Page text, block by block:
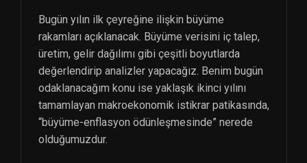
Bugün yılın ilk çeyreğine ilişkin büyüme
rakamları açıklanacak. Büyüme verisini iç talep,
üretim, gelir dağılımı gibi çeşitli boyutlarda
değerlendirip analizler yapacağız. Benim bugün
odaklanacağım konu ise yaklaşık ikinci yılını
tamamlayan makroekonomik istikrar patikasında,
“büyüme-enflasyon ödünleşmesinde” nerede
olduğumuzdur.